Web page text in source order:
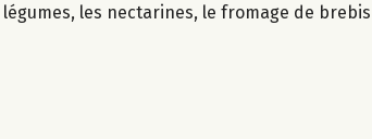
légumes, les nectarines, le fromage de